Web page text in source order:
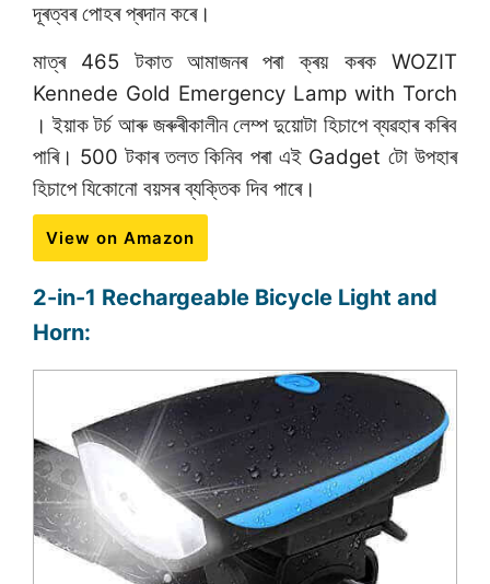
দূৰত্বৰ পোহৰ প্ৰদান কৰে।
মাত্ৰ 465 টকাত আমাজনৰ পৰা ক্ৰয় কৰক WOZIT
Kennede Gold Emergency Lamp with Torch
। ইয়াক টৰ্চ আৰু জৰুৰীকালীন লেম্প দুয়োটা হিচাপে ব্যৱহাৰ কৰিব
পাৰি। 500 টকাৰ তলত কিনিব পৰা এই Gadget টো উপহাৰ
হিচাপে যিকোনো বয়সৰ ব্যক্তিক দিব পাৰে।
View on Amazon
2-in-1 Rechargeable Bicycle Light and
Horn: